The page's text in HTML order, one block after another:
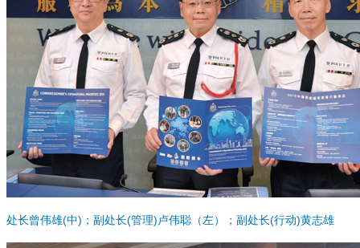
处长曾伟雄(中)；副处长(管理)卢伟聪（左）；副处长(行动)黄志雄